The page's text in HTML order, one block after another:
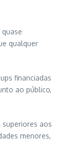
qualquer
financiadas
ao público,
aos
menores,